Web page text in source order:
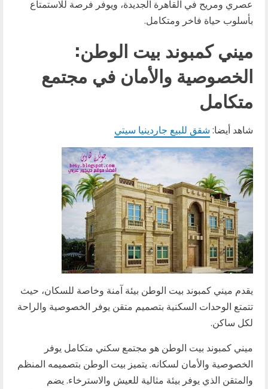
عصري ومريح في القاهرة الجديدة، ويوفر فرصة للاستمتاع
بأسلوب حياة فاخر ومتكامل.
ميني كمبوند بيت الوطن:
الخصوصية والأمان في مجتمع
متكامل
شاهد أيضا:شقق للبيع جاردينيا سيتي
يقدم ميني كمبوند بيت الوطن بيئة آمنة وخاصة للسكان، حيث
تتمتع الوحدات السكنية بتصميم متقن يوفر الخصوصية والراحة
لكل ساكن.
ميني كمبوند بيت الوطن هو مجتمع سكني متكامل يوفر
الخصوصية والأمان لسكانه. يتميز بيت الوطن بتصميمه المنظم
والمتقن الذي يوفر بيئة مثالية للعيش والاسترخاء. يضم